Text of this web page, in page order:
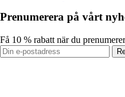
Prenumerera på vårt
Få 10 % rabatt när du